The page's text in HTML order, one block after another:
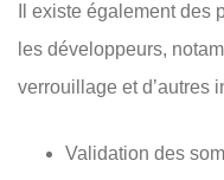
Il existe également
les développeurs,
verrouillage et d’autres
Validation des